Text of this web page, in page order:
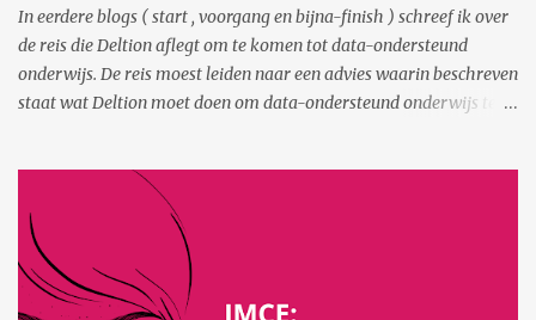
In eerdere blogs ( start , voorgang en bijna-finish ) schreef ik over
de reis die Deltion aflegt om te komen tot data-ondersteund
onderwijs. De reis moest leiden naar een advies waarin beschreven
staat wat Deltion moet doen om data-ondersteund onderwijs te
publicatie, maar ook tijdens de datadinsdag van maart
aanstaande. Midden 2023 is het advies ‘Uitzicht op inzicht’
opgeleverd, waaraan een keur aan Deltion medewerkers een jaar
lang heeft gewerkt. Niet enkel mensen van innovatie, ICT en
kwaliteitszorg, maar juist ook docent, onderwijsmanager en